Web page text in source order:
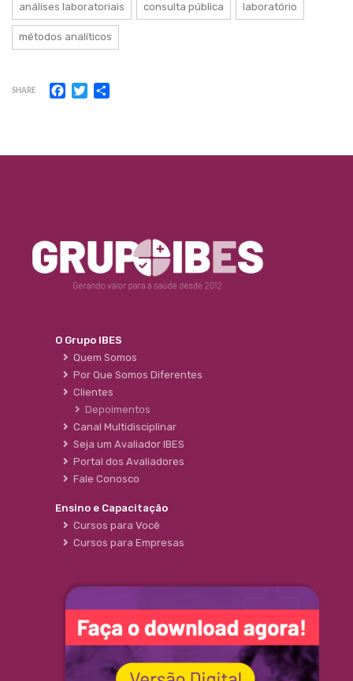
análises laboratoriais consulta pública laboratório
métodos analíticos
SHARE Facebook
Twitter
O Grupo IBES
Quem Somos
Por Que Somos Diferentes
Clientes
Depoimentos
Canal Multidisciplinar
Seja um Avaliador IBES
Portal dos Avaliadores
Fale Conosco
Ensino e Capacitação
Cursos para Você
Cursos para Empresas